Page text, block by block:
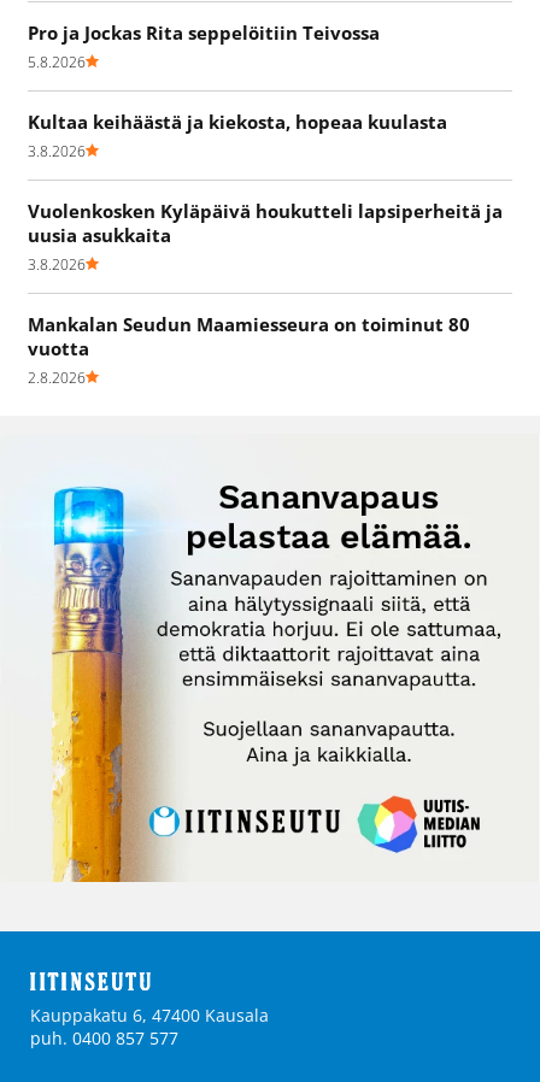
Pro ja Jockas Rita seppelöitiin Teivossa
5.8.2026
Kultaa keihäästä ja kiekosta, hopeaa kuulasta
3.8.2026
Vuolenkosken Kyläpäivä houkutteli lapsiperheitä ja
uusia asukkaita
3.8.2026
Mankalan Seudun Maamiesseura on toiminut 80
vuotta
2.8.2026
Kauppakatu 6, 47400 Kausala
puh. 0400 857 577